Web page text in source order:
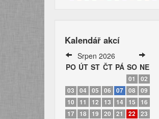
Kalendář akcí
Srpen 2026
PO ÚT ST ČT PÁ SO NE
01
02
03
04 05 06 07 08
09
10
11 12 13 14 15
16
17 18 19 20 21 22
23